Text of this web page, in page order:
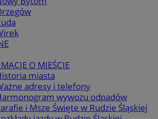
O MIEŚCIE
miasta
adresy i telefony
wywozu odpadów
i Msze Święte w Rudzie Śląskiej